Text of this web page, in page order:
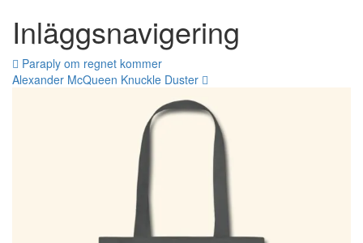
Inläggsnavigering
Paraply om regnet kommer
Alexander McQueen Knuckle Duster